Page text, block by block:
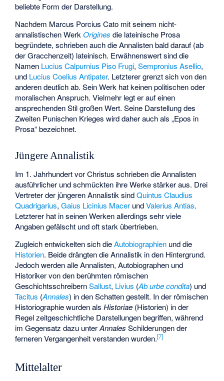
beliebte Form der Darstellung.
Nachdem Marcus Porcius Cato mit seinem nicht-
annalistischen WerkOrigines die lateinische Prosa
begründete, schrieben auch die Annalisten bald darauf (ab
der Gracchenzeit) lateinisch. Erwähnenswert sind die
Namen Lucius Calpurnius Piso Frugi,Sempronius Asellio,
und Lucius Coelius Antipater. Letzterer grenzt sich von den
anderen deutlich ab. Sein Werk hat keinen politischen oder
moralischen Anspruch. Vielmehr legt er auf einen
ansprechenden Stil großen Wert. Seine Darstellung des
Zweiten Punischen Krieges wird daher auch als „Epos in
Prosa“ bezeichnet.
Jüngere Annalistik
Im 1. Jahrhundert vor Christus schrieben die Annalisten
ausführlicher und schmückten ihre Werke stärker aus. Drei
Vertreter der jüngeren Annalistik sindQuintus Claudius
Quadrigarius,Gaius Licinius Macer undValerius Antias.
Letzterer hat in seinen Werken allerdings sehr viele
Angaben gefälscht und oft stark übertrieben.
Zugleich entwickelten sich dieAutobiographien und die
Historien. Beide drängten die Annalistik in den Hintergrund.
Jedoch werden alle Annalisten, Autobiographen und
Historiker von den berühmten römischen
GeschichtsschreibernSallust, Livius (Ab urbe condita) und
Tacitus (Annales) in den Schatten gestellt. In der römischen
Historiographie wurden alsHistoriae (Historien) in der
Regel zeitgeschichtliche Darstellungen begriffen, während
im Gegensatz dazu unterAnnales Schilderungen der
ferneren Vergangenheit verstanden wurden.[7]
Mittelalter